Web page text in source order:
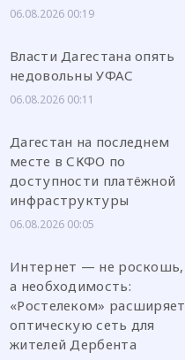
06.08.2026 00:19
Власти Дагестана опять
недовольны УФАС
06.08.2026 00:11
Дагестан на последнем
месте в СКФО по
доступности платёжной
инфраструктуры
06.08.2026 00:05
Интернет — не роскошь,
а необходимость:
«Ростелеком» расширяет
оптическую сеть для
жителей Дербента